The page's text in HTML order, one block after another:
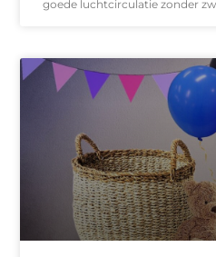
goede luchtcirculatie zonder